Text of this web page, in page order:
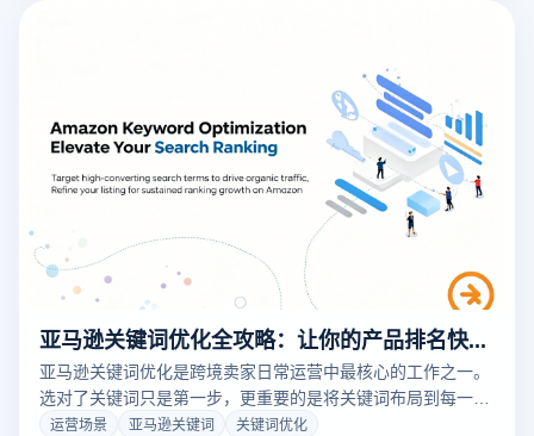
亚马逊关键词优化全攻略：让你的产品排名快速飞升
亚马逊关键词优化是跨境卖家日常运营中最核心的工作之一。
选对了关键词只是第一步，更重要的是将关键词布局到每一个
文本位置，让亚马逊A9算法准确识别你的产品与用户需求的匹
运营场景 亚马逊关键词
关键词优化